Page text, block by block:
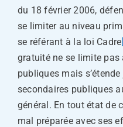
du 18 février 2006,
se limiter au niveau
se référant à la loi Cadre
gratuité ne se limite pas
publiques mais
secondaires publiques
général. En tout état de
mal préparée avec ses